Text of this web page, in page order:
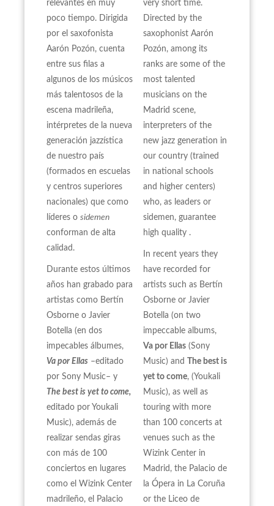
relevantes en muy
poco tiempo. Dirigida
por el saxofonista
Aarón Pozón, cuenta
entre sus filas a
algunos de los músicos
más talentosos de la
escena madrileña,
intérpretes de la nueva
generación jazzística
de nuestro país
(formados en escuelas
y centros superiores
nacionales) que como
líderes o sidemen
conforman de alta
calidad.
Durante estos últimos
años han grabado para
artistas como Bertín
Osborne o Javier
Botella (en dos
impecables álbumes,
Va por Ellas –editado
por Sony Music– y
The best is yet to come,
editado por Youkali
Music), además de
realizar sendas giras
con más de 100
conciertos en lugares
como el Wizink Center
madrileño, el Palacio
very short time.
Directed by the
saxophonist Aarón
Pozón, among its
ranks are some of the
most talented
musicians on the
Madrid scene,
interpreters of the
new jazz generation in
our country (trained
in national schools
and higher centers)
who, as leaders or
sidemen, guarantee
high quality .
In recent years they
have recorded for
artists such as Bertín
Osborne or Javier
Botella (on two
impeccable albums,
Va por Ellas (Sony
Music) and The best is
yet to come, (Youkali
Music), as well as
touring with more
than 100 concerts at
venues such as the
Wizink Center in
Madrid, the Palacio de
la Ópera in La Coruña
or the Liceo de